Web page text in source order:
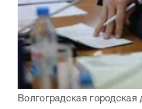
Волгоградская